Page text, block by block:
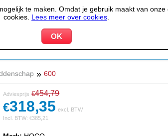
te maken. Omdat je gebruik maakt van
cookies. Lees meer over cookies
KOELEN &
» 600
Adviesprijs €454,79
€318,35 excl. BTW
Incl. BTW:€385,21